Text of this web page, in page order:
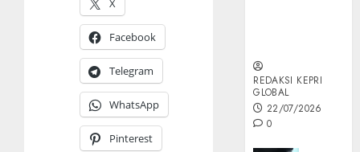
X
Facebook
Telegram
WhatsApp
Pinterest
REDAKSI KEPRI
GLOBAL
22/07/2026
0